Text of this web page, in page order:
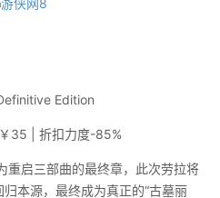
Edition
35 | 折扣力度-85%
重启三部曲的最终章，此次劳拉将
本源，最终成为真正的“古墓丽